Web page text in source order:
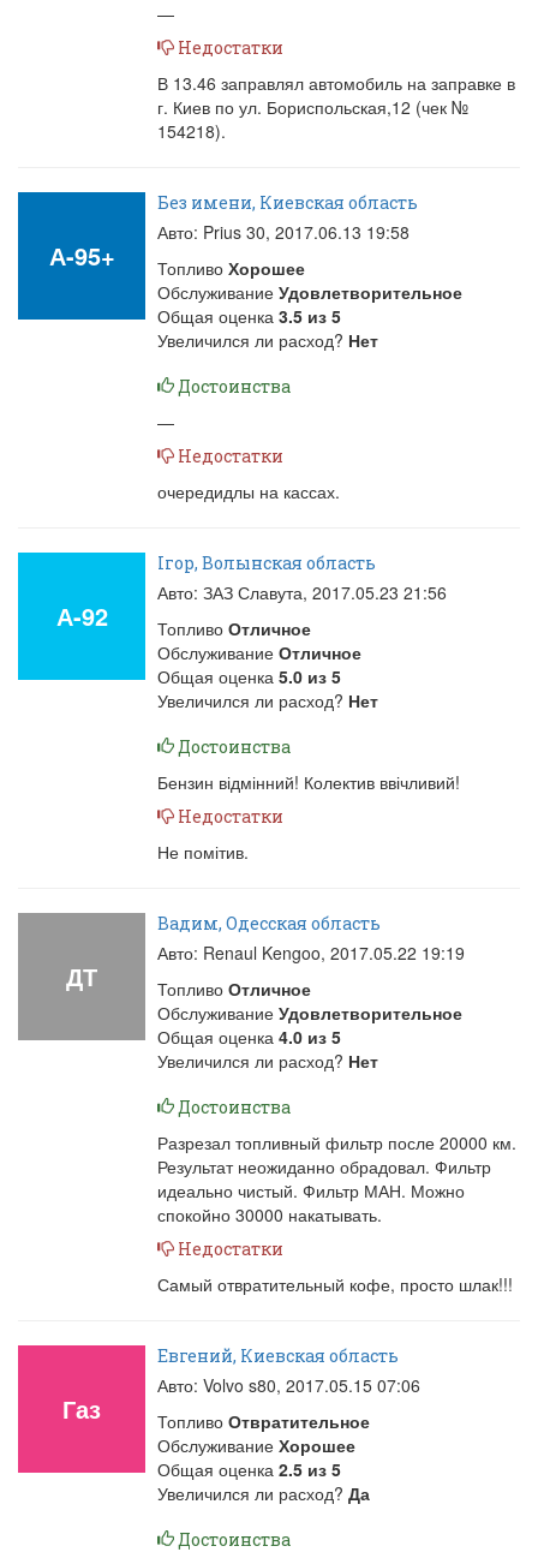
—
Недостатки
В 13.46 заправлял автомобиль на заправке в
г. Киев по ул. Бориспольская,12 (чек №
154218).
А-95+
Без имени, Киевская область
Авто: Prius 30, 2017.06.13 19:58
Топливо Хорошее
Обслуживание Удовлетворительное
Общая оценка 3.5 из 5
Увеличился ли расход? Нет
Достоинства
—
Недостатки
очередидлы на кассах.
А-92
Ігор, Волынская область
Авто: ЗАЗ Славута, 2017.05.23 21:56
Топливо Отличное
Обслуживание Отличное
Общая оценка 5.0 из 5
Увеличился ли расход? Нет
Достоинства
Бензин відмінний! Колектив ввічливий!
Недостатки
Не помітив.
ДТ
Вадим, Одесская область
Авто: Renaul Kengoo, 2017.05.22 19:19
Топливо Отличное
Обслуживание Удовлетворительное
Общая оценка 4.0 из 5
Увеличился ли расход? Нет
Достоинства
Разрезал топливный фильтр после 20000 км.
Результат неожиданно обрадовал. Фильтр
идеально чистый. Фильтр МАН. Можно
спокойно 30000 накатывать.
Недостатки
Самый отвратительный кофе, просто шлак!!!
Газ
Евгений, Киевская область
Авто: Volvo s80, 2017.05.15 07:06
Топливо Отвратительное
Обслуживание Хорошее
Общая оценка 2.5 из 5
Увеличился ли расход? Да
Достоинства